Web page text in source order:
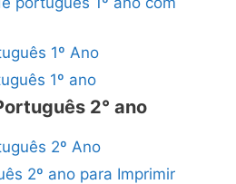
1º Ano
1º ano
2° ano
2º Ano
2º ano para Imprimir